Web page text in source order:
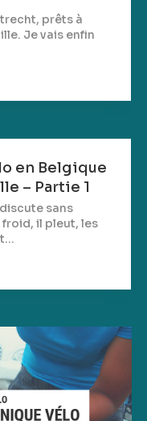
prêts à
Je vais enfin
en Belgique
– Partie 1
sans
il pleut, les